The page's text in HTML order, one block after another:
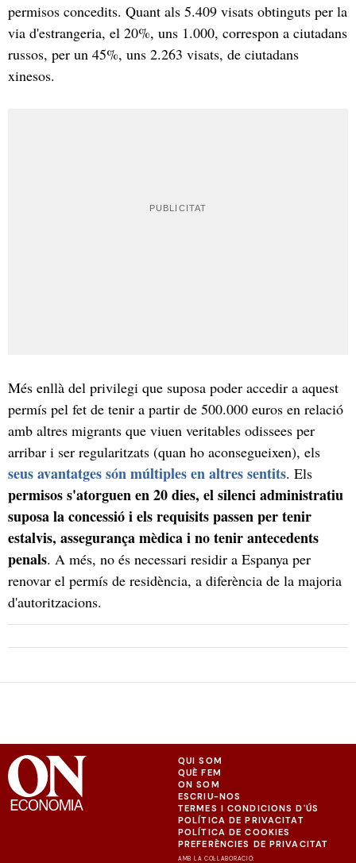
permisos concedits. Quant als 5.409 visats obtinguts per la
via d'estrangeria, el 20%, uns 1.000, correspon a ciutadans
russos, per un 45%, uns 2.263 visats, de ciutadans
xinesos.
Més enllà del privilegi que suposa poder accedir a aquest
permís pel fet de tenir a partir de 500.000 euros en relació
amb altres migrants que viuen veritables odissees per
arribar i ser regularitzats (quan ho aconsegueixen), els
seus avantatges són múltiples en altres sentits. Els
permisos s'atorguen en 20 dies, el silenci administratiu
suposa la concessió i els requisits passen per tenir
estalvis, assegurança mèdica i no tenir antecedents
penals. A més, no és necessari residir a Espanya per
renovar el permís de residència, a diferència de la majoria
d'autoritzacions.
QUI SOM
QUÈ FEM
ON SOM
ESCRIU-NOS
TERMES I CONDICIONS D'ÚS
POLÍTICA DE PRIVACITAT
POLÍTICA DE COOKIES
PREFERÈNCIES DE PRIVACITAT
AMB LA COL·LABORACIÓ: